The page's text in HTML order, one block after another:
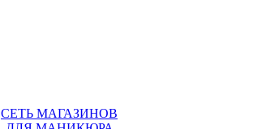
СЕТЬ МАГАЗИНОВ